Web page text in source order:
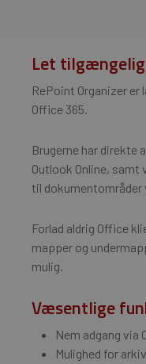
Let tilgængelig
RePoint Organizer
Office 365.
Brugerne har direkte
Outlook Online, samt
til
Forlad aldrig Office
mapper og
mulig.
Væsentlige
Nem adgang via
Mulighed for